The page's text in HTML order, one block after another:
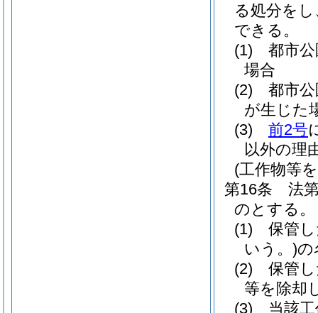
る処分を
できる。
(1)
都市
場合
(2)
都市
が生じた
(3)
前2号
以外の理
(工作物等
第16条
法
のとする。
(1)
保管
いう。)の
(2)
保管
等を除却
(3)
当該